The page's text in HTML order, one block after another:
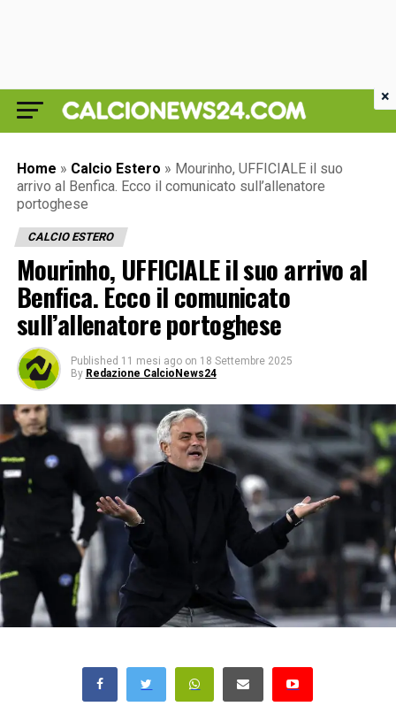
Home » Calcio Estero » Mourinho, UFFICIALE il suo
arrivo al Benfica. Ecco il comunicato sull’allenatore
portoghese
CALCIO ESTERO
Mourinho, UFFICIALE il suo arrivo al
Benfica. Ecco il comunicato
sull’allenatore portoghese
Published 11 mesi ago on 18 Settembre 2025
By Redazione CalcioNews24
×